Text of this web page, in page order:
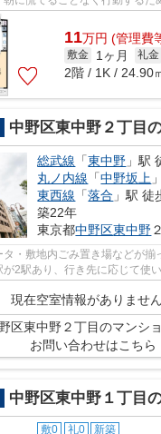
でしょうか。初期...
11万円 (管理費
敷金 1ヶ月 礼金
2階 / 1K / 24.90
中野区東中野２丁目
総武線 「東中野 」駅
丸ノ内線 「中野坂上
東西線 「落合 」駅 徒
築22年
東京都中野区東中野
・敷地内ごみ置き場などが揃
が2駅あり、行き先に応じて使
現在空室情報がありません
野区東中野２丁目のマンシ
お問い合わせはこちら
中野区東中野１丁目
敷0 礼0 新築